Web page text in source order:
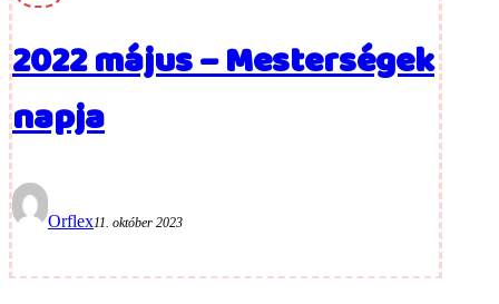
2022 május – Mesterségek
napja
Orflex11. október 2023